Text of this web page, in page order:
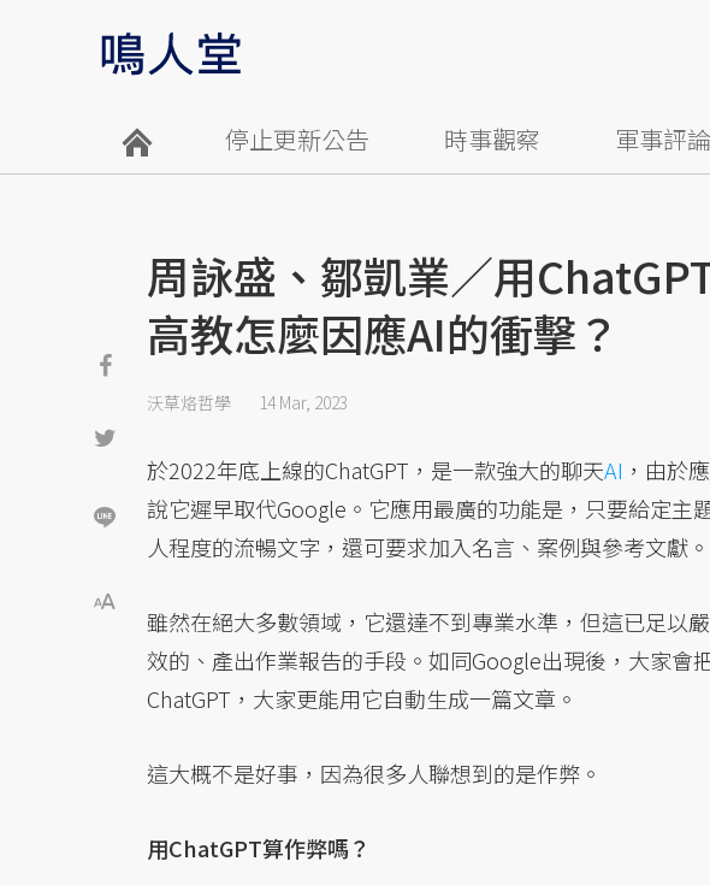
停止更新公告 時事觀察 軍事評論
周詠盛、鄒凱業／用
高教怎麼因應AI的衝擊？
沃草烙哲學 14 Mar, 2023
於2022年底上線的ChatGPT，是一款強大的聊天AI ，由於
說它遲早取代Google。它應用最廣的功能是，只要給定主
人程度的流暢文字，還可要求加入名言、案例與參考文獻。
雖然在絕大多數領域，它還達不到專業水準，但這已足以
效的、產出作業報告的手段。如同Google出現後，大家會
ChatGPT，大家更能用它自動生成一篇文章。
這大概不是好事，因為很多人聯想到的是作弊。
用ChatGPT算作弊嗎？